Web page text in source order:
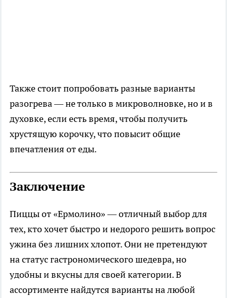
Также стоит попробовать разные варианты
разогрева — не только в микроволновке, но и в
духовке, если есть время, чтобы получить
хрустящую корочку, что повысит общие
впечатления от еды.
Заключение
Пиццы от «Ермолино» — отличный выбор для
тех, кто хочет быстро и недорого решить вопрос
ужина без лишних хлопот. Они не претендуют
на статус гастрономического шедевра, но
удобны и вкусны для своей категории. В
ассортименте найдутся варианты на любой